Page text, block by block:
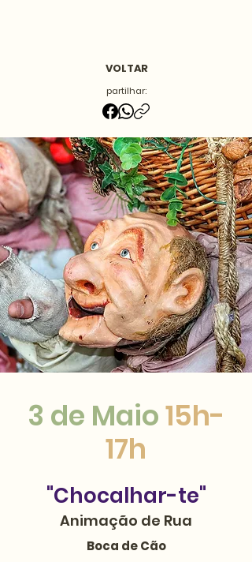
VOLTAR
partilhar:
3 de Maio15h-
17h
"Chocalhar-te"
Animação de Rua
Boca de Cão